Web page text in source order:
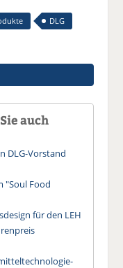
DLG
auch
DLG-Vorstand
"Soul Food
für den LEH